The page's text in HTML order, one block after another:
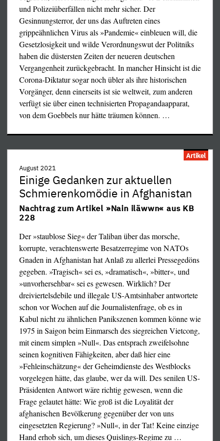
Schrecklichen ausnutzte, erfolgreich zwangskatholisiert
wurde (genauer: zu einem katholisch-orthodoxen
[»unierten«], aber papsttreuen Zwitter gemacht wurde).
Die Folge war u.a. die Oper »Boris Godunow«; lesen Sie
das Libretto.
am nächsten Tag schickte die NATO eine niederländische
Fregatte hinterher, die erst nach stundenlangen
Scheinangriffen durch russische Jagdflugzeuge wenigstens
vor der Grenze abdrehte. Ihre militärischen Spionageflüge
über dem Schwarzen Meer steigerte die NATO 2021
gegenüber dem Vorjahr von 436 auf 710, also zwei
täglich.
abgehalten. Der Angriffskrieg stand bereits vor 5 Jahren
unmittelbar bevor und wurde dann dank Donald Trump
verhindert. Aber sofort nach Bidens illegaler, weil durch
Wahlfälschung zustandegekommener Machtübernahme
ertönte die Kriegspropaganda erneut, seit Monaten werden
immer mehr US- und NATO-Truppen rund um Rußland
stationiert, dauernde provokative Manöver mit Bombern
und Kriegsschiffen, simulierten Bombenangriffen in 12
durchgeführt. Die Ukraine wurde von den USA seit 2014
mit 2,4 Milliarden US-$ Militärhilfe ausgestattet, davon
Kriegsmaterial inklusive US-"Trainings"truppen
aufgerüstet – und jetzt soll Rußland der Aggressor sein,
und man weiß schon jetzt!, wann es die Ukraine
"angreifen" wird? Offenbar soll ein Krieg provoziert
werden.
Die Kriegsgefahr nimmt von Tag zu Tag zu, und wenn es
einen zweiten "Sender Gleiwitz" gibt, könnte ein atomarer
Gegenschlag von russischer Seite zur Verstrahlung
Europas führen – das würden die USA in Kauf nehmen,
da waren sie noch nie zimperlich, zumal es sie selbst nicht
treffen kann und wird.
Deshalb gibt es den
Neuen Krefelder Appell
Vor mehr als 40 Jahren richtete sich der "Krefelder
Appell" an die damalige BRD-Regierung, um gegen die
im Rahmen des NATO-Doppelbeschlusses durchgeführte
Stationierung atomarer Mittelstreckenraketen in Europa
und für die Beendigung des atomaren Wettrüstens seitens
der NATO zu protestieren; bis 1983 wurde dieser von
mehr als 4 Millionen Bundesbürgern unterzeichnet. (Der
und Polizeiüberfällen nicht mehr sicher. Der
Gesinnungsterror, der uns das Auftreten eines
grippeähnlichen Virus als »Pandemie« einbleuen will, die
Gesetzlosigkeit und wilde Verordnungswut der Politniks
haben die düstersten Zeiten der neueren deutschen
Vergangenheit zurückgebracht. In mancher Hinsicht ist die
Corona-Diktatur sogar noch übler als ihre historischen
Vorgänger, denn einerseits ist sie weltweit, zum anderen
verfügt sie über einen technisierten Propagandaapparat,
von dem Goebbels nur hätte träumen können. …
Allem Propagandagedröhn und allen Schikanen
zum Trotz demonstrieren mittlerweile wieder
zahlloseMenschen gegen die Corona-Diktatur auf
den Straßen, und sie werden momentan noch
wöchentlich mehr.
Die bundesweit drittgrößte Demonstration in Freiburg läßt
OB Horn und sein Lokalblatt ›Badische Zeitung‹ Gift und
Galle spucken, und das freut uns. Was sie am meisten
vergrätzt, ist die Vielfalt der vieltausendköpfigen
Artikel
August 2021
Einige Gedanken zur aktuellen
Schmierenkomödie in Afghani­stan
Nachtrag zum Artikel »Nain iläwwn« aus KB
228
Der »staublose Sieg« der Taliban über das morsche,
korrupte, verachtenswerte Besatzerregime von NATOs
Gnaden in Afghanistan hat Anlaß zu allerlei Pressegedöns
gegeben. »Tragisch« sei es, »dramatisch«, »bitter«, und
»unvorhersehbar« sei es gewesen. Wirklich? Der
dreiviertelsdebile und illegale US-Amtsinhaber antwortete
schon vor Wochen auf die Journalistenfrage, ob es in
Kabul nicht zu ähnlichen Panikszenen kommen könne wie
1975 in Saigon beim Einmarsch des siegreichen Vietcong,
mit einem simplen »Null«. Das entsprach zweifelsohne
seinen kognitiven Fähigkeiten, aber daß hier eine
»Fehleinschätzung« der Geheimdienste des Westblocks
vorgelegen hätte, das glaube, wer da will. Des senilen US-
Präsidenten Antwort wäre richtig gewesen, wenn die
Frage gelautet hätte: Wie groß ist die Loyalität der
afghanischen Bevölkerung gegenüber der von uns
eingesetzten Regierung? »Null«, in der Tat! Keine einzige
Hand erhob sich, um dieses Quislings-Regime zu …